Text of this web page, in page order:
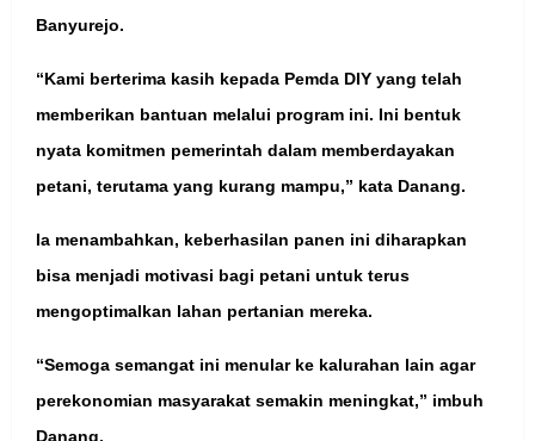
Banyurejo.
“Kami berterima kasih kepada Pemda DIY yang telah
memberikan bantuan melalui program ini. Ini bentuk
nyata komitmen pemerintah dalam memberdayakan
petani, terutama yang kurang mampu,” kata Danang.
Ia menambahkan, keberhasilan panen ini diharapkan
bisa menjadi motivasi bagi petani untuk terus
mengoptimalkan lahan pertanian mereka.
“Semoga semangat ini menular ke kalurahan lain agar
perekonomian masyarakat semakin meningkat,” imbuh
Danang.